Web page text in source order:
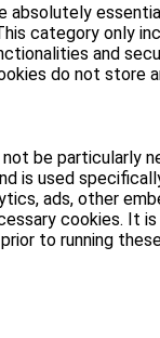
absolutely
category only
and
do not store
be particularly
is used
ads, other
cookies. It
to running